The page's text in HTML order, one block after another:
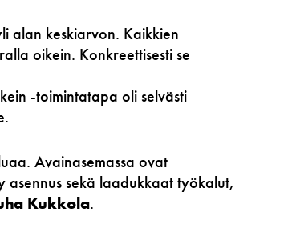
alan keskiarvon. Kaikkien
oikein. Konkreettisesti se
-toimintatapa oli selvästi
Avainasemassa ovat
asennus sekä laadukkaat työkalut,
Kukkola.